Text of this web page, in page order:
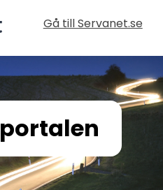
Gå till Servanet.se